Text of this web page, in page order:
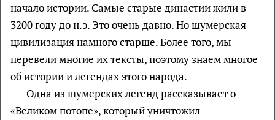
начало истории. Самые старые династии жили в
3200 году до н.э. Это очень давно. Но шумерская
цивилизация намного старше. Более того, мы
перевели многие их тексты, поэтому знаем многое
об истории и легендах этого народа.
Одна из шумерских легенд рассказывает о
«Великом потопе», который уничтожил